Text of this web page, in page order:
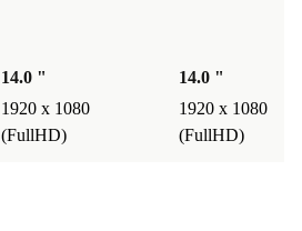
14.0 "
1920 x 1080
(FullHD)
14.0 "
1920 x 1080
(FullHD)